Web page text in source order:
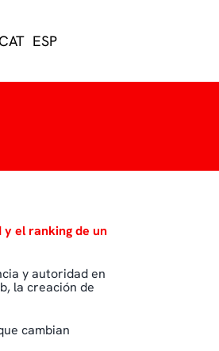
CAT ESP
el ranking de un
y autoridad en
la creación de
cambian